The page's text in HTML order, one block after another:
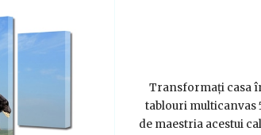
Transformați casa
tablouri multicanvas
de maestria acestui